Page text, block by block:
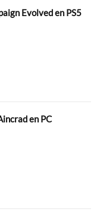
Evolved en PS5
en PC